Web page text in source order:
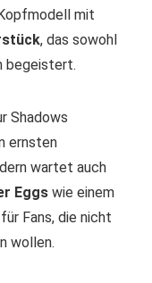
mit
, das sowohl
begeistert.
Shadows
ernsten
wartet auch
Eggs wie einem
Fans, die nicht
wollen.